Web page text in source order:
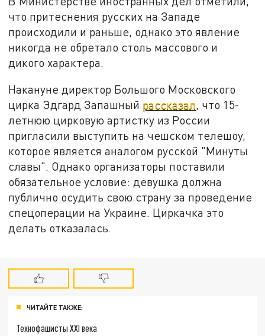
что притеснения русских на Западе
происходили и раньше, однако это явление
никогда не обретало столь массового и
дикого характера.
Накануне директор Большого Московского
цирка Эдгард Запашный рассказал, что 15-
летнюю цирковую артистку из России
пригласили выступить на чешском телешоу,
которое является аналогом русской "Минуты
славы". Однако организаторы поставили
обязательное условие: девушка должна
публично осудить свою страну за проведение
спецоперации на Украине. Циркачка это
делать отказалась.
ЧИТАЙТЕ ТАКЖЕ:
Технофашисты XXI века